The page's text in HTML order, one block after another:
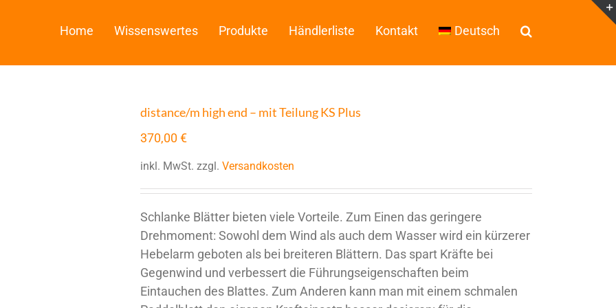
Home Wissenswertes Produkte Händlerliste Kontakt Deutsch
distance/m high end – mit Teilung KS Plus
370,00€
inkl. MwSt. zzgl. Versandkosten
Schlanke Blätter bieten viele Vorteile. Zum Einen das geringere
Drehmoment: Sowohl dem Wind als auch dem Wasser wird ein kürzerer
Hebelarm geboten als bei breiteren Blättern. Das spart Kräfte bei
Gegenwind und verbessert die Führungseigenschaften beim
Eintauchen des Blattes. Zum Anderen kann man mit einem schmalen